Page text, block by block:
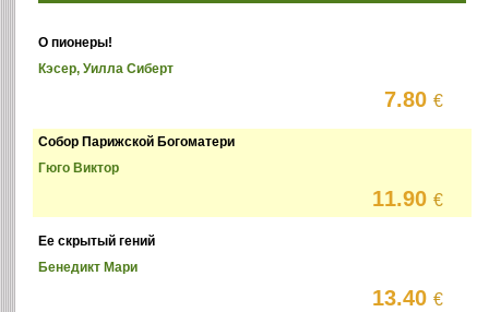
О пионеры!
Кэсер, Уилла Сиберт
7.80€
Собор Парижской Богоматери
Гюго Виктор
11.90€
Ее скрытый гений
Бенедикт Мари
13.40€